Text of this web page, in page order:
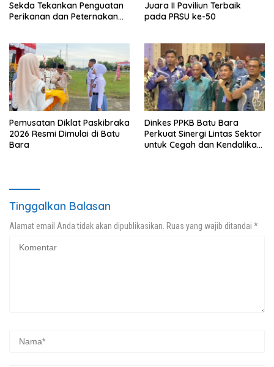
Sekda Tekankan Penguatan
Perikanan dan Peternakan
Juara II Paviliun Terbaik
pada PRSU ke-50
Pemusatan Diklat Paskibraka
2026 Resmi Dimulai di Batu
Bara
Dinkes PPKB Batu Bara
Perkuat Sinergi Lintas Sektor
untuk Cegah dan Kendalikan
Tinggalkan Balasan
Alamat email Anda tidak akan dipublikasikan. Ruas yang wajib ditandai *